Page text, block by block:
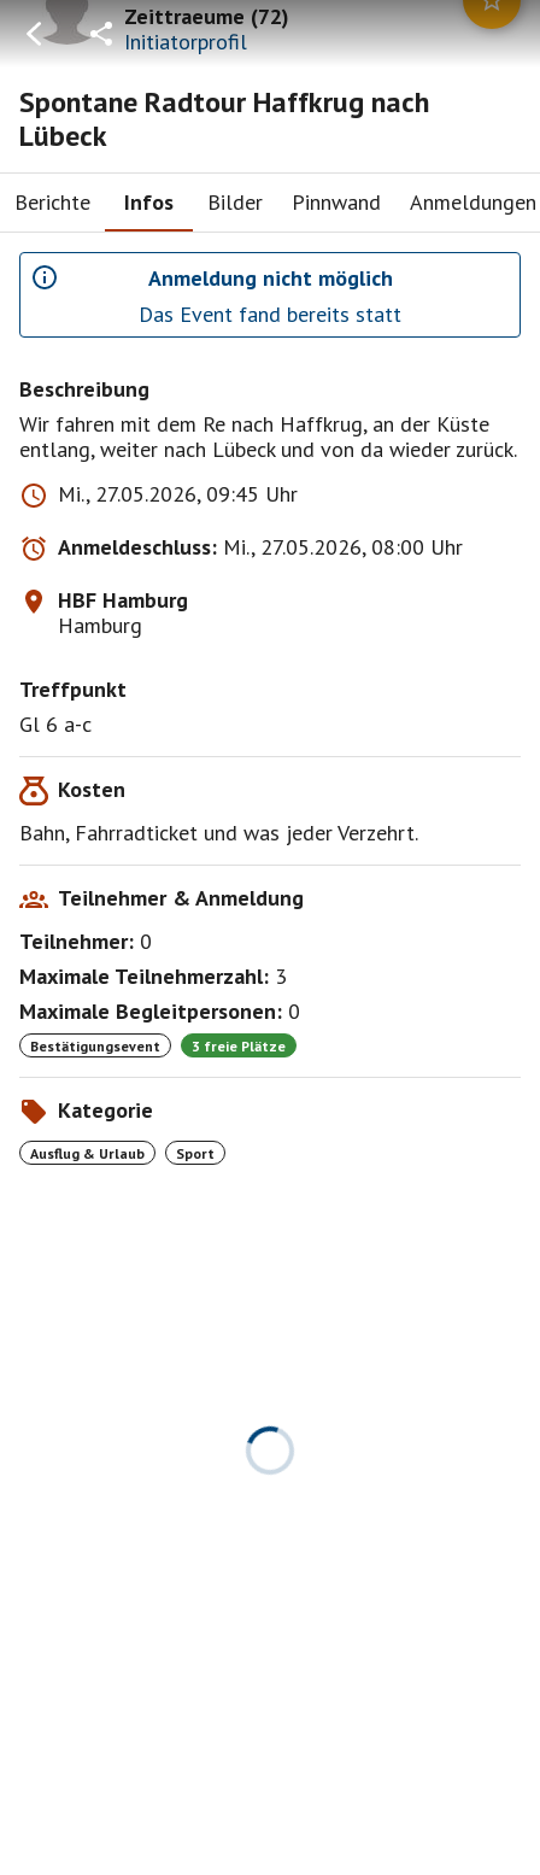
Zeittraeume(72)
Initiatorprofil
Spontane Radtour Haffkrug nach
Lübeck
Berichte Infos Bilder Pinnwand Anmeldungen
Anmeldung nicht möglich
Das Event fand bereits statt
Beschreibung
Wir fahren mit dem Re nach Haffkrug, an der Küste
entlang, weiter nach Lübeck und von da wieder zurück.
Mi., 27.05.2026, 09:45 Uhr
Anmeldeschluss: Mi., 27.05.2026, 08:00 Uhr
HBF Hamburg
Hamburg
Treffpunkt
Gl 6 a-c
Kosten
Bahn, Fahrradticket und was jeder Verzehrt.
Teilnehmer & Anmeldung
Teilnehmer: 0
Maximale Teilnehmerzahl: 3
Maximale Begleitpersonen: 0
Bestätigungsevent 3 freie Plätze
Kategorie
Ausflug & Urlaub Sport